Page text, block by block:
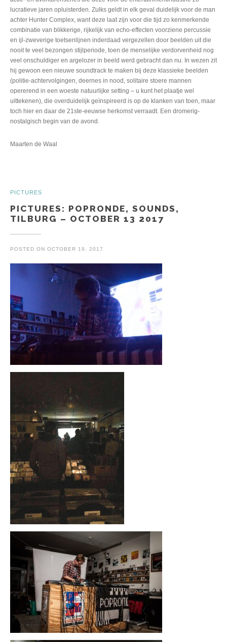
lucratieve jaren opluisterden. Zulks geldt in elk geval duidelijk voor de man
achter Hunter Complex, want deze laat zijn voor die tijd zo kenmerkende
combinatie van blikkerige, rijkelijk van echo-effecten voorziene percussie
en ijl-zweverige toetsenlijnen inderdaad vergezellen door beelden uit die
nooit te veel bezongen stijlperiode, toen de menselijke verdorvenheid nog
veel onschuldiger en argelozer in beeld werd gebracht dan nu. In wezen zit
hij gewoon een nieuwe soundtrack te maken bij deze klassieke beelden
(politie-achtervolgingen, deernes in nood, solitaire stoere mannen
opererend in een woeste natuurlijke setting – u kunt het plaatje wel
uittekenen), die overduidelijk geïnspireerd is op de klanken van toen, maar
toch hier en daar de 21ste-eeuwse herkomst verraadt. Een dromerig-
nostalgisch begin van de avond.
Maarten de Waal
PICTURES
PICTURES: POPRONDE, SOUNDS,
TILBURG – OCTOBER 13 2017
POSTED ON OCTOBER 19, 2017